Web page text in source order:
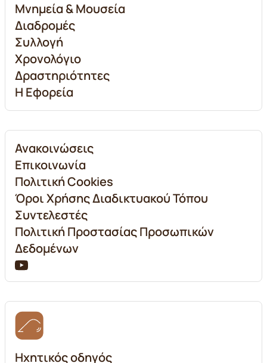
Μνημεία & Μουσεία
Διαδρομές
Συλλογή
Χρονολόγιο
Δραστηριότητες
Η Εφορεία
Ανακοινώσεις
Επικοινωνία
Πολιτική Cookies
Όροι Χρήσης Διαδικτυακού Τόπου
Συντελεστές
Πολιτική Προστασίας Προσωπικών
Δεδομένων
Ηχητικός οδηγός